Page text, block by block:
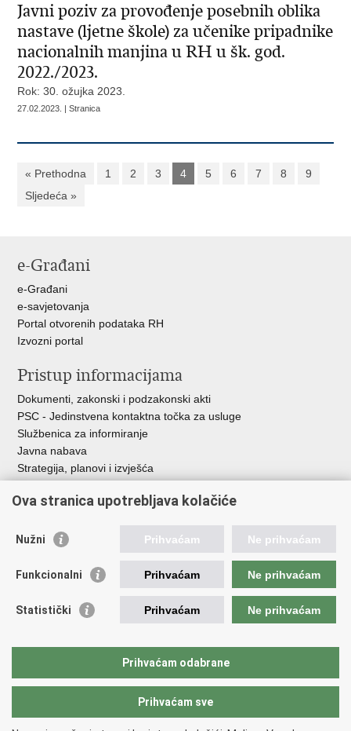
Javni poziv za provođenje posebnih oblika
nastave (ljetne škole) za učenike pripadnike
nacionalnih manjina u RH u šk. god.
2022./2023.
Rok: 30. ožujka 2023.
27.02.2023. | Stranica
« Prethodna 1 2 3 4 5 6 7 8
9
Sljedeća »
e-Građani
e-Građani
e-savjetovanja
Portal otvorenih podataka RH
Izvozni portal
Pristup informacijama
Dokumenti, zakonski i podzakonski akti
PSC - Jedinstvena kontaktna točka za usluge
Službenica za informiranje
Javna nabava
Strategija, planovi i izvješća
Korisne poveznice
Vlada RH
ASOO
CARNET
Ova stranica upotrebljava kolačiće
Nužni Prihvaćam Ne prihvaćam
Funkcionalni Prihvaćam Ne prihvaćam
Statistički Prihvaćam Ne prihvaćam
Prihvaćam odabrane
Prihvaćam sve